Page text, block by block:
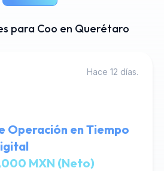
para Coo en Querétaro
Hace 12 días.
Operación en Tiempo
MXN (Neto)